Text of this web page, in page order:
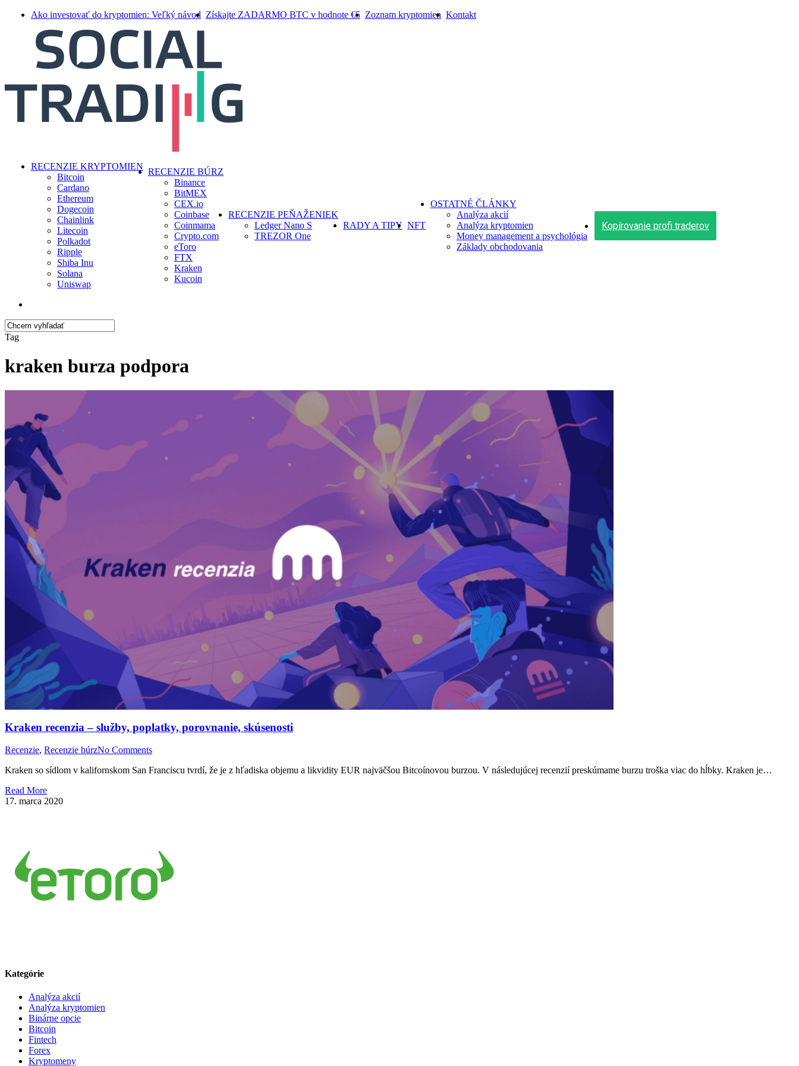
Ako investovať do kryptomien: Veľký návod Získajte ZADARMO BTC v hodnote €5 Zoznam kryptomien Kontakt
search
Menu
RECENZIE KRYPTOMIEN
Bitcoin
Cardano
Ethereum
Dogecoin
Chainlink
Litecoin
Polkadot
Ripple
Shiba Inu
Solana
Uniswap
RECENZIE BÚRZ
Binance
BitMEX
CEX.io
Coinbase
Coinmama
Crypto.com
eToro
FTX
Kraken
Kucoin
RECENZIE PEŇAŽENIEK
Ledger Nano S
TREZOR One
RADY A TIPY NFT
OSTATNÉ ČLÁNKY
Analýza akcií
Analýza kryptomien
Money management a psychológia
Základy obchodovania
Kopírovanie profi traderov
Close
Tag
kraken burza podpora
Kraken recenzia – služby, poplatky, porovnanie, skúsenosti
Recenzie, Recenzie búrzNo Comments
Kraken so sídlom v kalifornskom San Franciscu tvrdí, že je z hľadiska objemu a likvidity EUR najväčšou Bitcoínovou burzou. V následujúcej recenzií preskúmame burzu troška viac do hĺbky. Kraken je…
Read More
17. marca 2020
Kategórie
Analýza akcií
Analýza kryptomien
Binárne opcie
Bitcoin
Fintech
Forex
Kryptomeny